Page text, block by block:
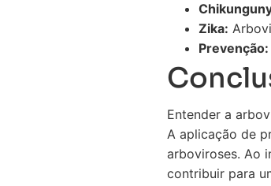
Zika:
Prevenção:
Entender a
A aplicação de
arboviroses. Ao
contribuir para